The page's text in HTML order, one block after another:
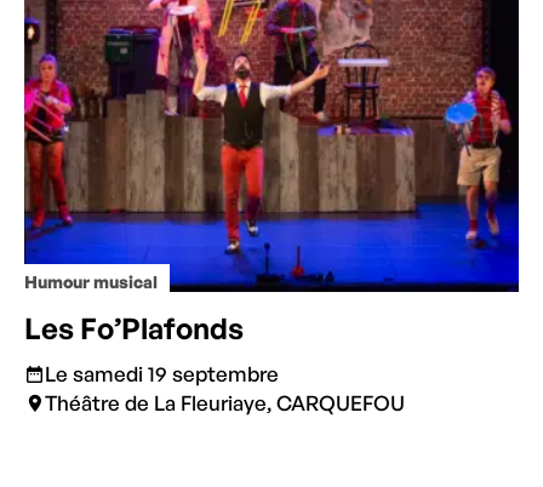
Humour musical
Les Fo’Plafonds
Le samedi 19 septembre
Théâtre de La Fleuriaye, CARQUEFOU